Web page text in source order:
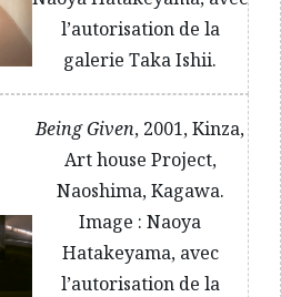
l’autorisation de la
galerie Taka Ishii.
Being Given, 2001, Kinza,
Art house Project,
Naoshima, Kagawa.
Image : Naoya
Hatakeyama, avec
l’autorisation de la